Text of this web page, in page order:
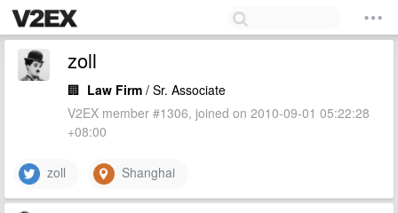
zoll
🏢 Law Firm / Sr. Associate
V2EX member #1306, joined on 2010-09-01 05:22:28
+08:00
zoll Shanghai